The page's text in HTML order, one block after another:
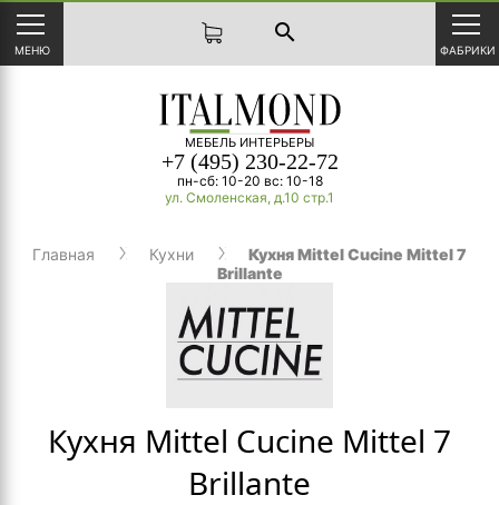
МЕНЮ
search
ФАБРИКИ
МЕБЕЛЬ ИНТЕРЬЕРЫ
+7 (495) 230-22-72
пн-сб: 10-20 вс: 10-18
ул. Смоленская, д.10 стр.1
Главная Кухни
Кухня Mittel Cucine Mittel 7
Brillante
Кухня Mittel Cucine Mittel 7
Brillante